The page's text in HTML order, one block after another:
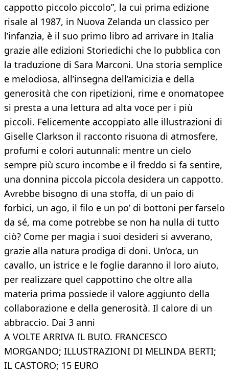
cappotto piccolo piccolo”, la cui prima edizione
risale al 1987, in Nuova Zelanda un classico per
l’infanzia, è il suo primo libro ad arrivare in Italia
grazie alle edizioni Storiedichi che lo pubblica con
la traduzione di Sara Marconi. Una storia semplice
e melodiosa, all’insegna dell’amicizia e della
generosità che con ripetizioni, rime e onomatopee
si presta a una lettura ad alta voce per i più
piccoli. Felicemente accoppiato alle illustrazioni di
Giselle Clarkson il racconto risuona di atmosfere,
profumi e colori autunnali: mentre un cielo
sempre più scuro incombe e il freddo si fa sentire,
una donnina piccola piccola desidera un cappotto.
Avrebbe bisogno di una stoffa, di un paio di
forbici, un ago, il filo e un po’ di bottoni per farselo
da sé, ma come potrebbe se non ha nulla di tutto
ciò? Come per magia i suoi desideri si avverano,
grazie alla natura prodiga di doni. Un’oca, un
cavallo, un istrice e le foglie daranno il loro aiuto,
per realizzare quel cappottino che oltre alla
materia prima possiede il valore aggiunto della
collaborazione e della generosità. Il calore di un
abbraccio. Dai 3 anni
A VOLTE ARRIVA IL BUIO. FRANCESCO
MORGANDO; ILLUSTRAZIONI DI MELINDA BERTI;
IL CASTORO; 15 EURO